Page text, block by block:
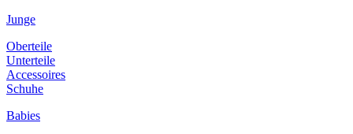
Junge
Oberteile
Unterteile
Accessoires
Schuhe
Babies